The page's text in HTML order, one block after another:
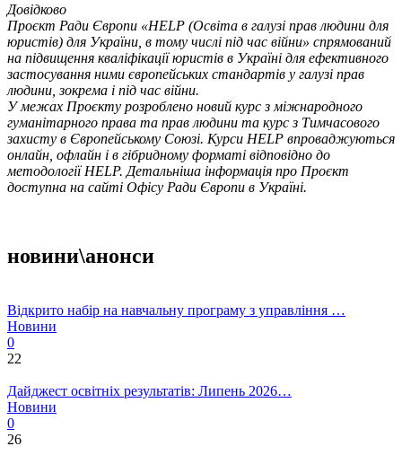
Довідково
Проєкт Ради Європи «HELP (Освіта в галузі прав людини для
юристів) для України, в тому числі під час війни» спрямований
на підвищення кваліфікації юристів в Україні для ефективного
застосування ними європейських стандартів у галузі прав
людини, зокрема і під час війни.
У межах Проєкту розроблено новий курс з міжнародного
гуманітарного права та прав людини та курс з Тимчасового
захисту в Європейському Союзі. Курси HELP впроваджуються
онлайн, офлайн і в гібридному форматі відповідно до
методології HELP. Детальніша інформація про Проєкт
доступна на сайті Офісу Ради Європи в Україні.
новини\анонси
Відкрито набір на навчальну програму з управління …
Новини
0
22
Дайджест освітніх результатів: Липень 2026…
Новини
0
26